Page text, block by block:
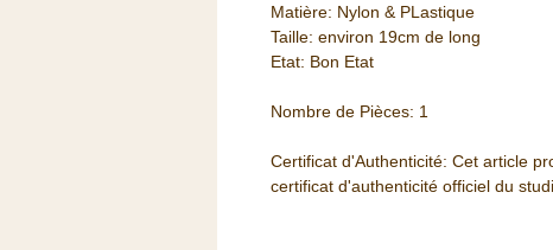
Matière: Nylon & PLastique
Taille: environ 19cm de long
Etat: Bon Etat
Nombre de Pièces: 1
Certificat d'Authenticité: Cet article
certificat d'authenticité officiel du